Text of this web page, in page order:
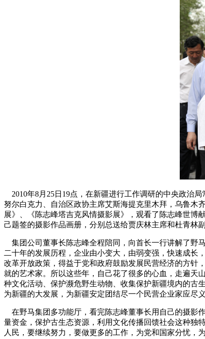
2010年8月25日19点，在新疆进行工作调研的中央政治
努尔白克力、自治区政协主席艾斯海提克里木拜，乌鲁木
展》、《陈志峰塔吉克风情摄影展》，观看了陈志峰世博
己题签的摄影作品画册，分别总送给贾庆林主席和杜青林副
集团公司董事长陈志峰全程陪同，向首长一行讲解了野
二十年的发展历程，企业由小变大，由弱变强，快速成长
改革开放政策，得益于党和政府鼓励发展民营经济的方针
就的艺术家。所以这些年，自己花了很多的心血，走遍天
种文化活动、保护濒危野生动物、收集保护新疆境内的古
为新疆的大发展，为新疆安定团结尽一个民营企业家应尽义
在野马集团多功能厅，看完陈志峰董事长用自己的摄影
量资金，保护古生态资源，利用文化传播回馈社会这种独
人民，要继续努力，要做更多的工作，为党和国家分忧，